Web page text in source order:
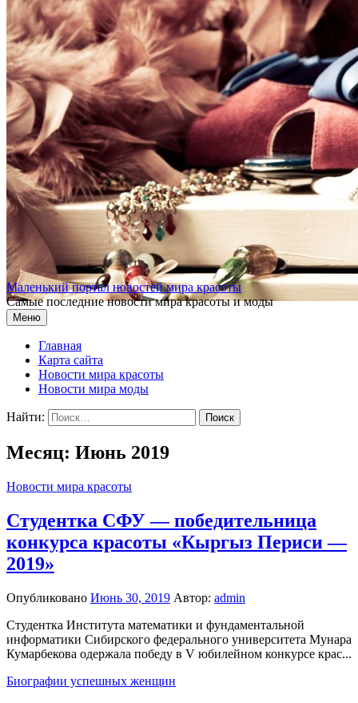
Перейти к содержимому
Маленький портал новостей мира красоты
Самые последние новости мира красоты и моды
Меню
Главная
Карта сайта
Новости мира красоты
Новости мира моды
Найти:
Месяц: Июнь 2019
Новости мира красоты
Студентка СФУ — победительница
конкурса красоты «Кыргыз Периси —
2019»
Опубликовано Июнь 30, 2019 Автор: admin
Студентка Института математики и фундаментальной
информатики Сибирского федерального университета Мунара
Кумарбекова одержала победу в V юбилейном конкурсе крас...
Биографии успешных женщин